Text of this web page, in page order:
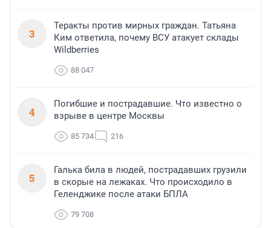
3
Теракты против мирных граждан. Татьяна
Ким ответила, почему ВСУ атакует склады
Wildberries
88 047
4
Погибшие и пострадавшие. Что известно о
взрыве в центре Москвы
85 734 216
5
Галька била в людей, пострадавших грузили
в скорые на лежаках. Что происходило в
Геленджике после атаки БПЛА
79 708